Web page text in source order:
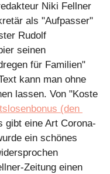
Niki Fellner
als "Aufpasser"
Rudolf
seinen
für Familien"
kann man ohne
lassen. Von "Koste
(den
gibt eine Art Corona-
ein schönes
Zeitung einen